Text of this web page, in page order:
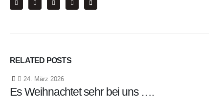
RELATED POSTS
24. März 2026
Es Weihnachtet sehr bei uns ….